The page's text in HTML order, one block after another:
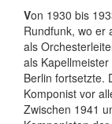
Von 1930 bis
Rundfunk, wo er
als
als
Berlin fortsetzte.
Komponist vor
Zwischen 1941